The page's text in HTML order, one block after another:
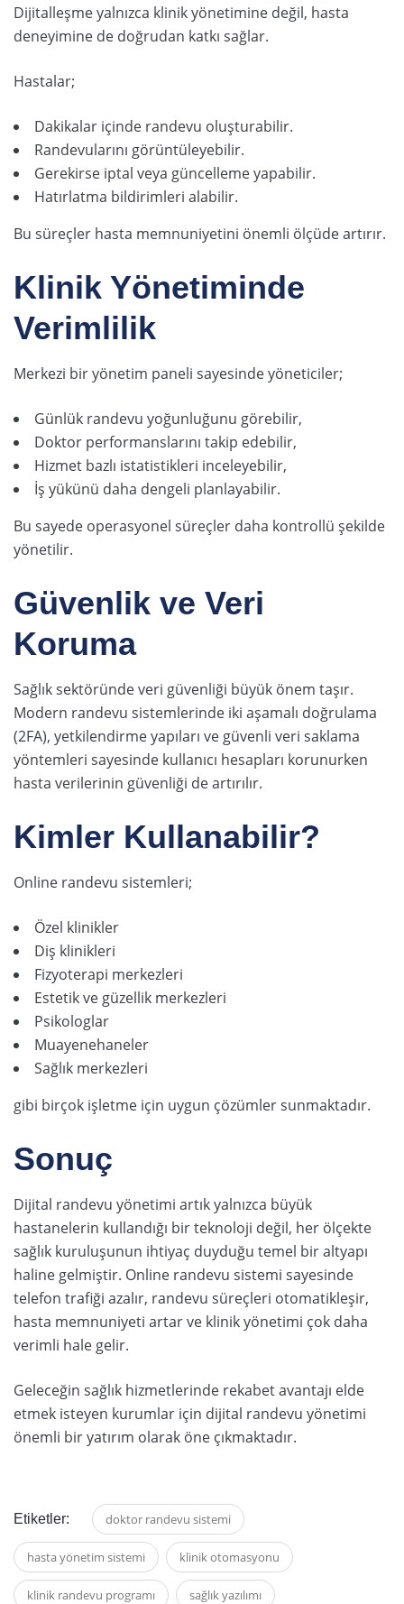
Dijitalleşme yalnızca klinik yönetimine değil, hasta
deneyimine de doğrudan katkı sağlar.
Hastalar;
Dakikalar içinde randevu oluşturabilir.
Randevularını görüntüleyebilir.
Gerekirse iptal veya güncelleme yapabilir.
Hatırlatma bildirimleri alabilir.
Bu süreçler hasta memnuniyetini önemli ölçüde artırır.
Klinik Yönetiminde
Verimlilik
Merkezi bir yönetim paneli sayesinde yöneticiler;
Günlük randevu yoğunluğunu görebilir,
Doktor performanslarını takip edebilir,
Hizmet bazlı istatistikleri inceleyebilir,
İş yükünü daha dengeli planlayabilir.
Bu sayede operasyonel süreçler daha kontrollü şekilde
yönetilir.
Güvenlik ve Veri
Koruma
Sağlık sektöründe veri güvenliği büyük önem taşır.
Modern randevu sistemlerinde iki aşamalı doğrulama
(2FA), yetkilendirme yapıları ve güvenli veri saklama
yöntemleri sayesinde kullanıcı hesapları korunurken
hasta verilerinin güvenliği de artırılır.
Kimler Kullanabilir?
Online randevu sistemleri;
Özel klinikler
Diş klinikleri
Fizyoterapi merkezleri
Estetik ve güzellik merkezleri
Psikologlar
Muayenehaneler
Sağlık merkezleri
gibi birçok işletme için uygun çözümler sunmaktadır.
Sonuç
Dijital randevu yönetimi artık yalnızca büyük
hastanelerin kullandığı bir teknoloji değil, her ölçekte
sağlık kuruluşunun ihtiyaç duyduğu temel bir altyapı
haline gelmiştir. Online randevu sistemi sayesinde
telefon trafiği azalır, randevu süreçleri otomatikleşir,
hasta memnuniyeti artar ve klinik yönetimi çok daha
verimli hale gelir.
Geleceğin sağlık hizmetlerinde rekabet avantajı elde
etmek isteyen kurumlar için dijital randevu yönetimi
önemli bir yatırım olarak öne çıkmaktadır.
Etiketler: doktor randevu sistemi
hasta yönetim sistemi klinik otomasyonu
klinik randevu programı sağlık yazılımı